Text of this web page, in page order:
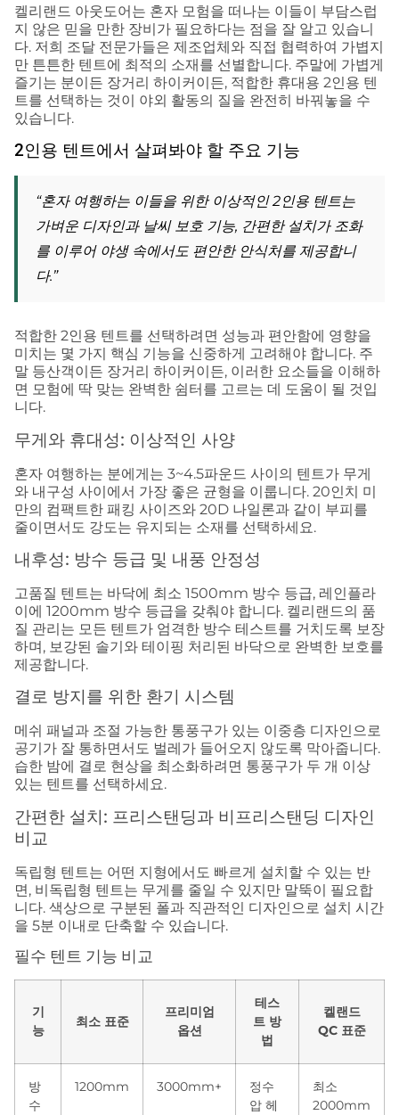
켈리랜드 아웃도어는 혼자 모험을 떠나는 이들이 부담스럽
지 않은 믿을 만한 장비가 필요하다는 점을 잘 알고 있습니
다. 저희 조달 전문가들은 제조업체와 직접 협력하여 가볍지
만 튼튼한 텐트에 최적의 소재를 선별합니다. 주말에 가볍게
즐기는 분이든 장거리 하이커이든, 적합한 휴대용 2인용 텐
트를 선택하는 것이 야외 활동의 질을 완전히 바꿔놓을 수
있습니다.
2인용 텐트에서 살펴봐야 할 주요 기능
“혼자 여행하는 이들을 위한 이상적인 2인용 텐트는
가벼운 디자인과 날씨 보호 기능, 간편한 설치가 조화
를 이루어 야생 속에서도 편안한 안식처를 제공합니
다.”
적합한 2인용 텐트를 선택하려면 성능과 편안함에 영향을
미치는 몇 가지 핵심 기능을 신중하게 고려해야 합니다. 주
말 등산객이든 장거리 하이커이든, 이러한 요소들을 이해하
면 모험에 딱 맞는 완벽한 쉼터를 고르는 데 도움이 될 것입
니다.
무게와 휴대성: 이상적인 사양
혼자 여행하는 분에게는 3~4.5파운드 사이의 텐트가 무게
와 내구성 사이에서 가장 좋은 균형을 이룹니다. 20인치 미
만의 컴팩트한 패킹 사이즈와 20D 나일론과 같이 부피를
줄이면서도 강도는 유지되는 소재를 선택하세요.
내후성: 방수 등급 및 내풍 안정성
고품질 텐트는 바닥에 최소 1500mm 방수 등급, 레인플라
이에 1200mm 방수 등급을 갖춰야 합니다. 켈리랜드의 품
질 관리는 모든 텐트가 엄격한 방수 테스트를 거치도록 보장
하며, 보강된 솔기와 테이핑 처리된 바닥으로 완벽한 보호를
제공합니다.
결로 방지를 위한 환기 시스템
메쉬 패널과 조절 가능한 통풍구가 있는 이중층 디자인으로
공기가 잘 통하면서도 벌레가 들어오지 않도록 막아줍니다.
습한 밤에 결로 현상을 최소화하려면 통풍구가 두 개 이상
있는 텐트를 선택하세요.
간편한 설치: 프리스탠딩과 비프리스탠딩 디자인
비교
독립형 텐트는 어떤 지형에서도 빠르게 설치할 수 있는 반
면, 비독립형 텐트는 무게를 줄일 수 있지만 말뚝이 필요합
니다. 색상으로 구분된 폴과 직관적인 디자인으로 설치 시간
을 5분 이내로 단축할 수 있습니다.
필수 텐트 기능 비교
기
능
최소 표준
프리미엄
옵션
테스
트 방
법
켈랜드
QC 표준
방
수
1200mm 3000mm+
정수
압 헤
최소
2000mm